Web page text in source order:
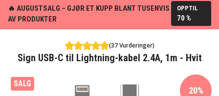
🔥 AUGUSTSALG – GJØR ET KUPP BLANT TUSENVIS
AV PRODUKTER
OPPTIL
70 %
(37 Vurderinger)
Sign USB-C til Lightning-kabel 2.4A, 1m - Hvit
SALG
20%